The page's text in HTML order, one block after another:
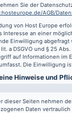
Sie der
AGB/
von Host Europe
Interesse an einer
Einwilligung abgefragt
lit. a DSGVO und § 25
auf Informationen im
Die Einwilligung
Hinweise und
dieser Seiten nehmen
Daten